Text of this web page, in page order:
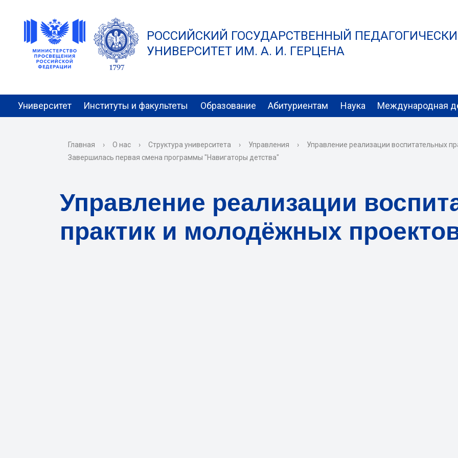
РОССИЙСКИЙ ГОСУДАРСТВЕННЫЙ
УНИВЕРСИТЕТ ИМ. А. И. ГЕРЦЕНА
Университет Институты и факультеты Образование Абитуриентам Наука Международная
Главная › О нас › Структура университета › Управления ›
Управление реализации воспитательных
Завершилась первая смена программы "Навигаторы детства"
Управление реализации
практик и молодёжных